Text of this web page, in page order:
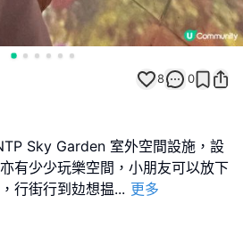
8 0
Sky Garden 室外空間設施，設
有少少玩樂空間，小朋友可以放下
行街行到攰想揾... 更多